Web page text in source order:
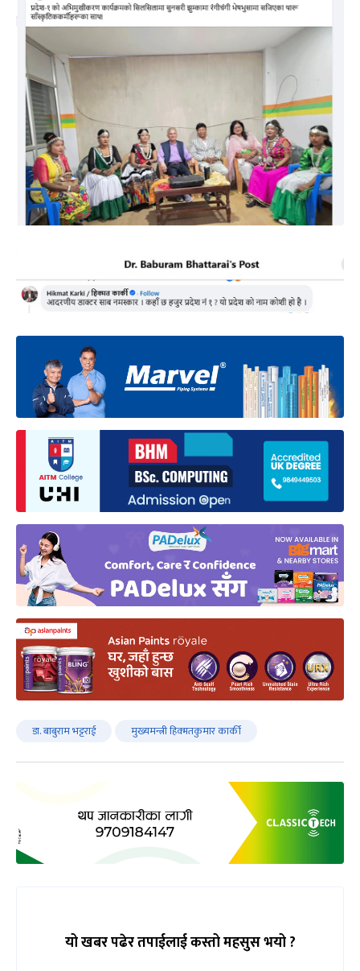
डा. बाबुराम भट्टराई मुख्यमन्त्री हिक्मतकुमार कार्की
यो खबर पढेर तपाईलाई कस्तो महसुस भयो ?